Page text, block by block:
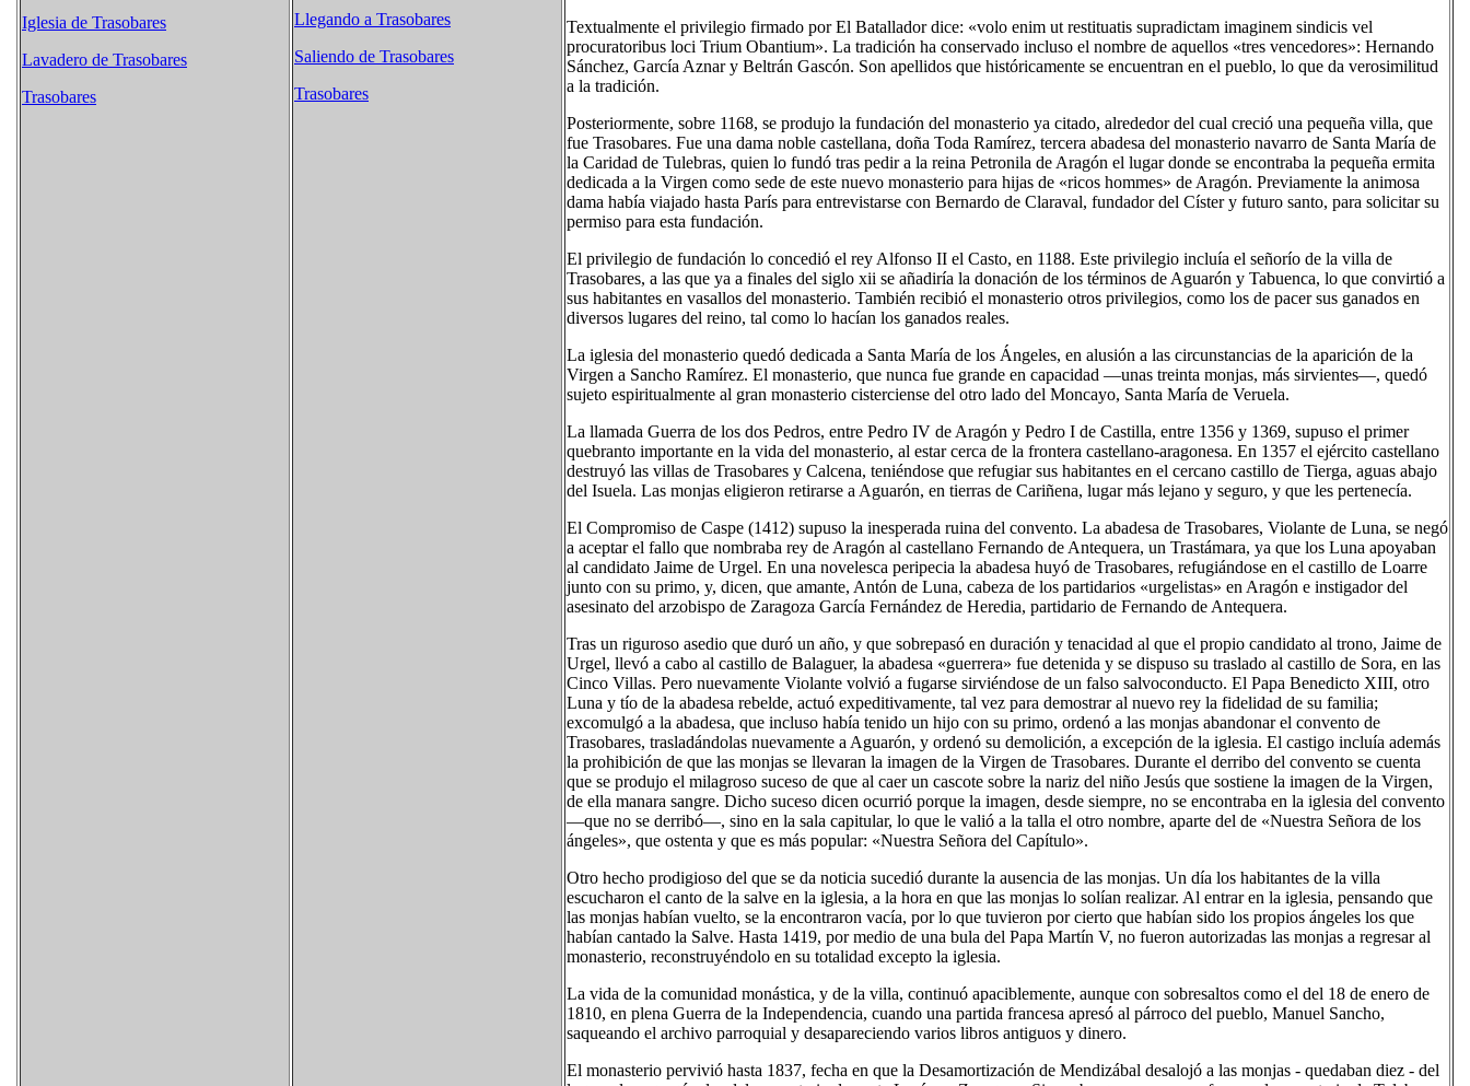
Iglesia de Trasobares
Lavadero de Trasobares
Trasobares
Llegando a Trasobares
Saliendo de Trasobares
Trasobares
Textualmente el privilegio firmado por El Batallador dice: «volo enim ut restituatis supradictam imaginem sindicis vel
procuratoribus loci Trium Obantium». La tradición ha conservado incluso el nombre de aquellos «tres vencedores»: Hernando
Sánchez, García Aznar y Beltrán Gascón. Son apellidos que históricamente se encuentran en el pueblo, lo que da verosimilitud
a la tradición.
Posteriormente, sobre 1168, se produjo la fundación del monasterio ya citado, alrededor del cual creció una pequeña villa, que
fue Trasobares. Fue una dama noble castellana, doña Toda Ramírez, tercera abadesa del monasterio navarro de Santa María de
la Caridad de Tulebras, quien lo fundó tras pedir a la reina Petronila de Aragón el lugar donde se encontraba la pequeña ermita
dedicada a la Virgen como sede de este nuevo monasterio para hijas de «ricos hommes» de Aragón. Previamente la animosa
dama había viajado hasta París para entrevistarse con Bernardo de Claraval, fundador del Císter y futuro santo, para solicitar su
permiso para esta fundación.
El privilegio de fundación lo concedió el rey Alfonso II el Casto, en 1188. Este privilegio incluía el señorío de la villa de
Trasobares, a las que ya a finales del siglo xii se añadiría la donación de los términos de Aguarón y Tabuenca, lo que convirtió a
sus habitantes en vasallos del monasterio. También recibió el monasterio otros privilegios, como los de pacer sus ganados en
diversos lugares del reino, tal como lo hacían los ganados reales.
La iglesia del monasterio quedó dedicada a Santa María de los Ángeles, en alusión a las circunstancias de la aparición de la
Virgen a Sancho Ramírez. El monasterio, que nunca fue grande en capacidad —unas treinta monjas, más sirvientes—, quedó
sujeto espiritualmente al gran monasterio cisterciense del otro lado del Moncayo, Santa María de Veruela.
La llamada Guerra de los dos Pedros, entre Pedro IV de Aragón y Pedro I de Castilla, entre 1356 y 1369, supuso el primer
quebranto importante en la vida del monasterio, al estar cerca de la frontera castellano-aragonesa. En 1357 el ejército castellano
destruyó las villas de Trasobares y Calcena, teniéndose que refugiar sus habitantes en el cercano castillo de Tierga, aguas abajo
del Isuela. Las monjas eligieron retirarse a Aguarón, en tierras de Cariñena, lugar más lejano y seguro, y que les pertenecía.
El Compromiso de Caspe (1412) supuso la inesperada ruina del convento. La abadesa de Trasobares, Violante de Luna, se negó
a aceptar el fallo que nombraba rey de Aragón al castellano Fernando de Antequera, un Trastámara, ya que los Luna apoyaban
al candidato Jaime de Urgel. En una novelesca peripecia la abadesa huyó de Trasobares, refugiándose en el castillo de Loarre
junto con su primo, y, dicen, que amante, Antón de Luna, cabeza de los partidarios «urgelistas» en Aragón e instigador del
asesinato del arzobispo de Zaragoza García Fernández de Heredia, partidario de Fernando de Antequera.
Tras un riguroso asedio que duró un año, y que sobrepasó en duración y tenacidad al que el propio candidato al trono, Jaime de
Urgel, llevó a cabo al castillo de Balaguer, la abadesa «guerrera» fue detenida y se dispuso su traslado al castillo de Sora, en las
Cinco Villas. Pero nuevamente Violante volvió a fugarse sirviéndose de un falso salvoconducto. El Papa Benedicto XIII, otro
Luna y tío de la abadesa rebelde, actuó expeditivamente, tal vez para demostrar al nuevo rey la fidelidad de su familia;
excomulgó a la abadesa, que incluso había tenido un hijo con su primo, ordenó a las monjas abandonar el convento de
Trasobares, trasladándolas nuevamente a Aguarón, y ordenó su demolición, a excepción de la iglesia. El castigo incluía además
la prohibición de que las monjas se llevaran la imagen de la Virgen de Trasobares. Durante el derribo del convento se cuenta
que se produjo el milagroso suceso de que al caer un cascote sobre la nariz del niño Jesús que sostiene la imagen de la Virgen,
de ella manara sangre. Dicho suceso dicen ocurrió porque la imagen, desde siempre, no se encontraba en la iglesia del convento
—que no se derribó—, sino en la sala capitular, lo que le valió a la talla el otro nombre, aparte del de «Nuestra Señora de los
ángeles», que ostenta y que es más popular: «Nuestra Señora del Capítulo».
Otro hecho prodigioso del que se da noticia sucedió durante la ausencia de las monjas. Un día los habitantes de la villa
escucharon el canto de la salve en la iglesia, a la hora en que las monjas lo solían realizar. Al entrar en la iglesia, pensando que
las monjas habían vuelto, se la encontraron vacía, por lo que tuvieron por cierto que habían sido los propios ángeles los que
habían cantado la Salve. Hasta 1419, por medio de una bula del Papa Martín V, no fueron autorizadas las monjas a regresar al
monasterio, reconstruyéndolo en su totalidad excepto la iglesia.
La vida de la comunidad monástica, y de la villa, continuó apaciblemente, aunque con sobresaltos como el del 18 de enero de
1810, en plena Guerra de la Independencia, cuando una partida francesa apresó al párroco del pueblo, Manuel Sancho,
saqueando el archivo parroquial y desapareciendo varios libros antiguos y dinero.
El monasterio pervivió hasta 1837, fecha en que la Desamortización de Mendizábal desalojó a las monjas - quedaban diez - del